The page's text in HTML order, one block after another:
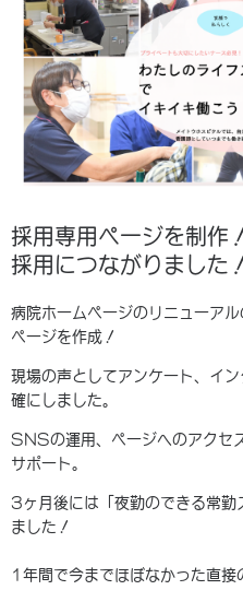
採用専用ページを制作
採用につながりました
病院ホームページのリニューア
ページを作成！
現場の声としてアンケート、イ
確にしました。
SNSの運用、ページへのアクセ
サポート。
3ヶ月後には「夜勤のできる常勤
ました！
1年間で今までほぼなかった直